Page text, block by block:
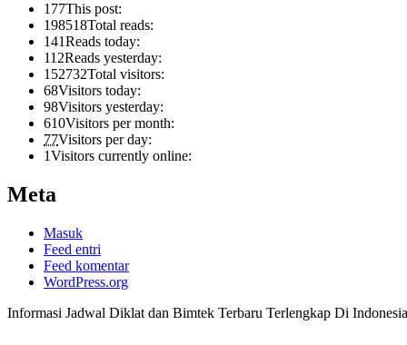
177This post:
198518Total reads:
141Reads today:
112Reads yesterday:
152732Total visitors:
68Visitors today:
98Visitors yesterday:
610Visitors per month:
77Visitors per day:
1Visitors currently online:
Meta
Masuk
Feed entri
Feed komentar
WordPress.org
Informasi Jadwal Diklat dan Bimtek Terbaru Terlengkap Di